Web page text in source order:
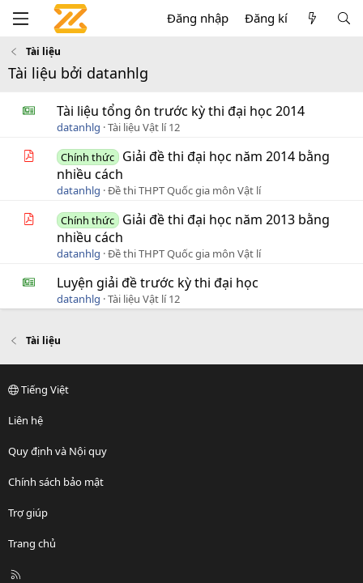
Đăng nhập Đăng kí
Tài liệu
Tài liệu bởi datanhlg
Tài liệu tổng ôn trước kỳ thi đại học 2014
datanhlg Tài liệu Vật lí 12
Chính thức
Giải đề thi đại học năm 2014 bằng
nhiều cách
datanhlg Đề thi THPT Quốc gia môn Vật lí
Chính thức
Giải đề thi đại học năm 2013 bằng
nhiều cách
datanhlg Đề thi THPT Quốc gia môn Vật lí
Luyện giải đề trước kỳ thi đại học
datanhlg Tài liệu Vật lí 12
Tài liệu
Tiếng Việt
Liên hệ
Quy định và Nội quy
Chính sách bảo mật
Trợ giúp
Trang chủ
R